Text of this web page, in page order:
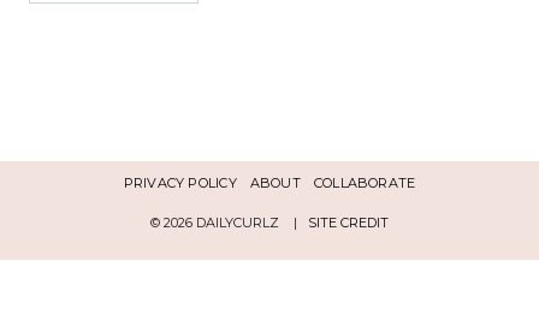
PRIVACY POLICY ABOUT COLLABORATE
© 2026 DAILYCURLZ | SITE CREDIT